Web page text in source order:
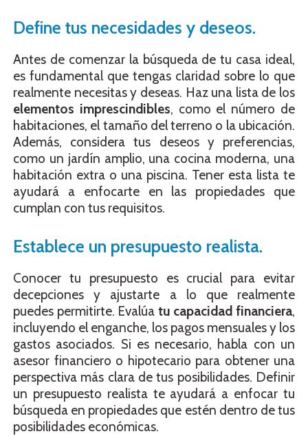
Define tus necesidades y deseos.
Antes de comenzar la búsqueda de tu casa ideal,
es fundamental que tengas claridad sobre lo que
realmente necesitas y deseas. Haz una lista de los
elementos imprescindibles, como el número de
habitaciones, el tamaño del terreno o la ubicación.
Además, considera tus deseos y preferencias,
como un jardín amplio, una cocina moderna, una
habitación extra o una piscina. Tener esta lista te
ayudará a enfocarte en las propiedades que
cumplan con tus requisitos.
Establece un presupuesto realista.
Conocer tu presupuesto es crucial para evitar
decepciones y ajustarte a lo que realmente
puedes permitirte. Evalúa tu capacidad financiera,
incluyendo el enganche, los pagos mensuales y los
gastos asociados. Si es necesario, habla con un
asesor financiero o hipotecario para obtener una
perspectiva más clara de tus posibilidades. Definir
un presupuesto realista te ayudará a enfocar tu
búsqueda en propiedades que estén dentro de tus
posibilidades económicas.